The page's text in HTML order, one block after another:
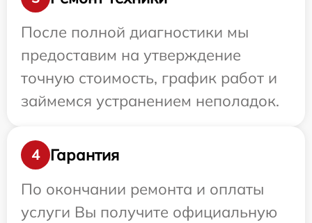
После полной диагностики мы
предоставим на утверждение
точную стоимость, график работ и
займемся устранением неполадок.
4
Гарантия
По окончании ремонта и оплаты
услуги Вы получите официальную